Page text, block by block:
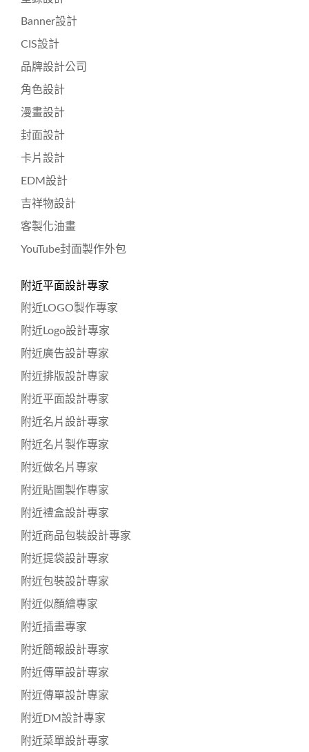
Banner設計
CIS設計
品牌設計公司
角色設計
漫畫設計
封面設計
卡片設計
EDM設計
吉祥物設計
客製化油畫
YouTube封面製作外包
附近平面設計專家
附近LOGO製作專家
附近Logo設計專家
附近廣告設計專家
附近排版設計專家
附近平面設計專家
附近名片設計專家
附近名片製作專家
附近做名片專家
附近貼圖製作專家
附近禮盒設計專家
附近商品包裝設計專家
附近提袋設計專家
附近包裝設計專家
附近似顏繪專家
附近插畫專家
附近簡報設計專家
附近傳單設計專家
附近傳單設計專家
附近DM設計專家
附近菜單設計專家